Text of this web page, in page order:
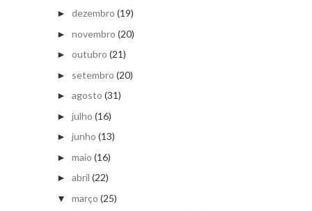
► dezembro (19)
► novembro (20)
► outubro (21)
► setembro (20)
► agosto (31)
► julho (16)
► junho (13)
► maio (16)
► abril (22)
▼ março (25)